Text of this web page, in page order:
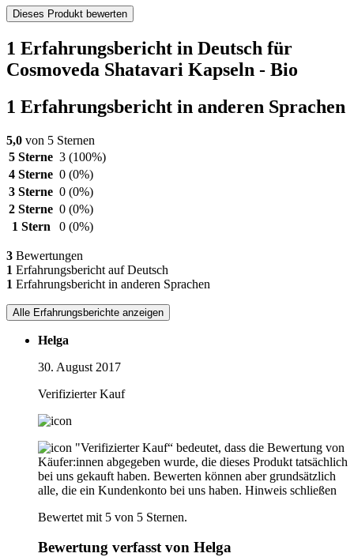
Dieses Produkt bewerten
1 Erfahrungsbericht in Deutsch für
Cosmoveda Shatavari Kapseln - Bio
1 Erfahrungsbericht in anderen Sprachen
5,0 von 5 Sternen
5 Sterne 3 (100%)
4 Sterne 0 (0%)
3 Sterne 0 (0%)
2 Sterne 0 (0%)
1 Stern
0 (0%)
3 Bewertungen
1 Erfahrungsbericht auf Deutsch
1 Erfahrungsbericht in anderen Sprachen
Alle Erfahrungsberichte anzeigen
Helga
30. August 2017
Verifizierter Kauf
"Verifizierter Kauf“ bedeutet, dass die Bewertung von
Käufer:innen abgegeben wurde, die dieses Produkt tatsächlich
bei uns gekauft haben. Bewerten können aber grundsätzlich
alle, die ein Kundenkonto bei uns haben. Hinweis schließen
Bewertet mit 5 von 5 Sternen.
Bewertung verfasst von Helga